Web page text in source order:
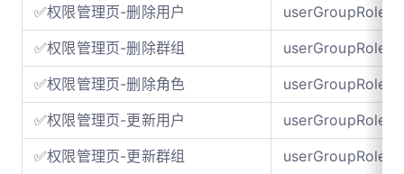
✅权限管理页-删除用户
userGroupRole
✅权限管理页-删除群组
userGroupRole
✅权限管理页-删除角色
userGroupRole
✅权限管理页-更新用户
userGroupRole
✅权限管理页-更新群组
userGroupRole